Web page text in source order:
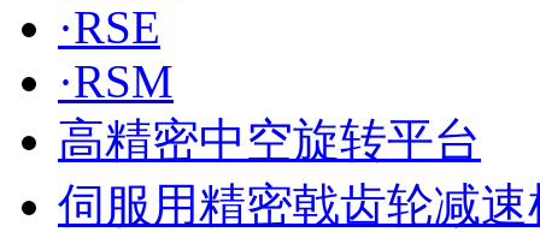
·RSE
·RSM
高精密中空旋转平台
伺服用精密戟齿轮减